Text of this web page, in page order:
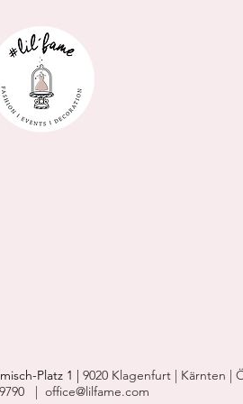
Platz 1 | 9020 Klagenfurt | Kärnten |
| office@lilfame.com